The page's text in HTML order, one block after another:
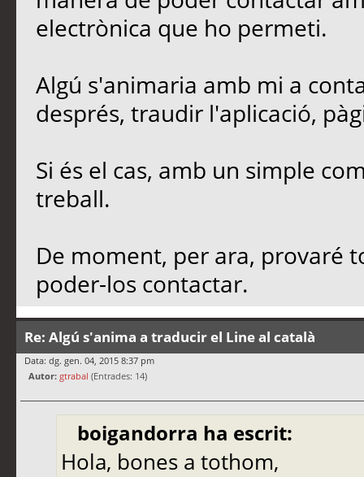
electrònica que ho permeti.
Algú s'animaria amb mi a
després, traudir l'aplicació,
Si és el cas, amb un simple
treball.
De moment, per ara, provaré
poder-los contactar.
Re: Algú s'anima a traducir el Line al català
Data: dg. gen. 04, 2015 8:37 pm
Autor: gtrabal (Entrades: 14)
boigandorra ha escrit:
Hola, bones a tothom,